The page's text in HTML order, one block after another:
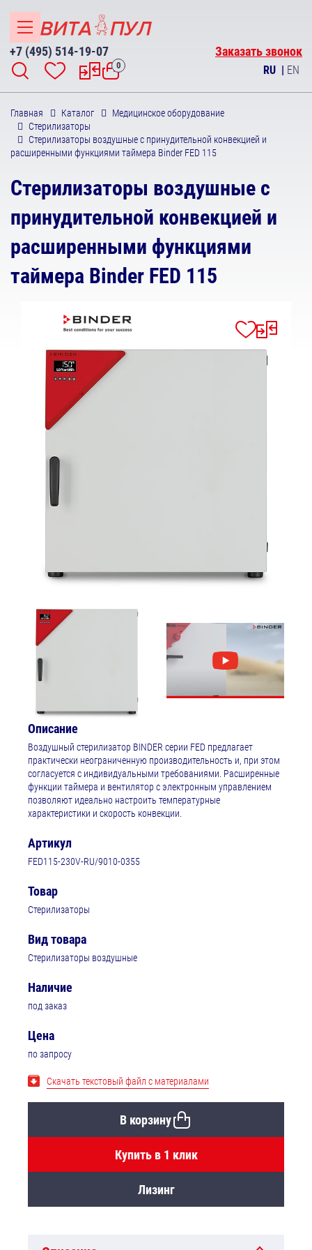
+7 (495) 514-19-07 Заказать звонок
0 RU | EN
Главная Каталог
Медицинское оборудование
Стерилизаторы
Стерилизаторы воздушные с принудительной конвекцией и
расширенными функциями таймера Binder FED 115
Стерилизаторы воздушные с
принудительной конвекцией и
расширенными функциями
таймера Binder FED 115
Описание
Воздушный стерилизатор BINDER серии FED предлагает
практически неограниченную производительность и, при этом
согласуется с индивидуальными требованиями. Расширенные
функции таймера и вентилятор с электронным управлением
позволяют идеально настроить температурные
характеристики и скорость конвекции.
Артикул
FED115-230V-RU/9010-0355
Товар
Стерилизаторы
Вид товара
Стерилизаторы воздушные
Наличие
под заказ
Цена
по запросу
Скачать текстовый файл с материалами
В корзину
Купить в 1 клик
Лизинг